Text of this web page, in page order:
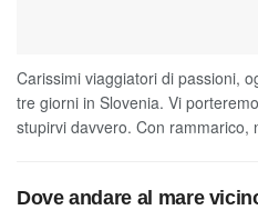
Carissimi viaggiatori di passioni,
tre giorni in Slovenia. Vi
stupirvi davvero. Con rammarico,
Dove andare al mare